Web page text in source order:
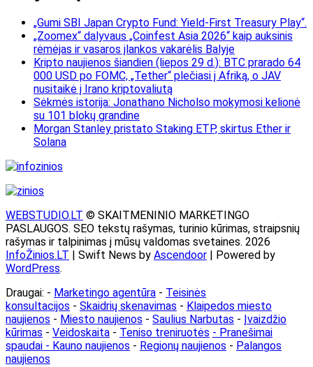
„Gumi SBI Japan Crypto Fund: Yield-First Treasury Play“.
„Zoomex“ dalyvaus „Coinfest Asia 2026“ kaip auksinis
rėmėjas ir vasaros įlankos vakarėlis Balyje
Kripto naujienos šiandien (liepos 29 d.): BTC prarado 64
000 USD po FOMC, „Tether“ plečiasi į Afriką, o JAV
nusitaikė į Irano kriptovaliutą
Sėkmės istorija: Jonathano Nicholso mokymosi kelionė
su 101 blokų grandine
Morgan Stanley pristato Staking ETP, skirtus Ether ir
Solana
WEBSTUDIO.LT © SKAITMENINIO MARKETINGO
PASLAUGOS. SEO tekstų rašymas, turinio kūrimas, straipsnių
rašymas ir talpinimas į mūsų valdomas svetaines. 2026
InfoŽinios.LT | Swift News by Ascendoor | Powered by
WordPress.
Draugai: - Marketingo agentūra - Teisinės
konsultacijos - Skaidrių skenavimas - Klaipedos miesto
naujienos - Miesto naujienos - Saulius Narbutas - Įvaizdžio
kūrimas - Veidoskaita - Teniso treniruotės - Pranešimai
spaudai - Kauno naujienos - Regionų naujienos - Palangos
naujienos